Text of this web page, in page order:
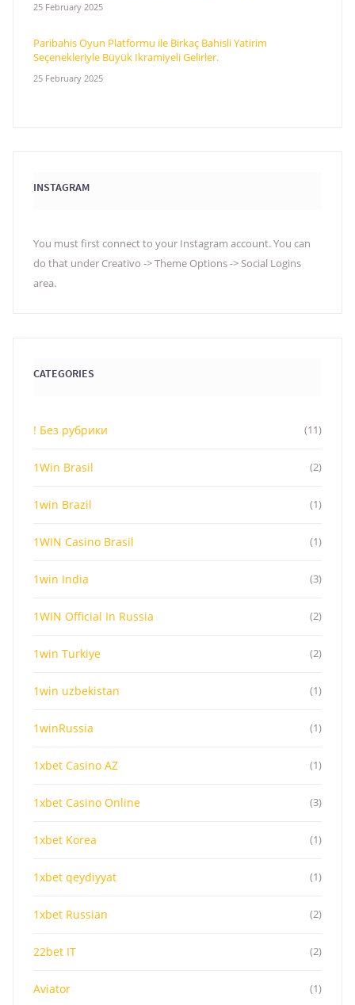
25 February 2025
Paribahis Oyun Platformu ile Birkaç Bahisli Yatirim
Seçenekleriyle Büyük Ikramiyeli Gelirler.
25 February 2025
INSTAGRAM
You must first connect to your Instagram account. You can
do that under Creativo -> Theme Options -> Social Logins
area.
CATEGORIES
! Без рубрики (11)
1Win Brasil (2)
1win Brazil (1)
1WIN Casino Brasil (1)
1win India (3)
1WIN Official In Russia (2)
1win Turkiye (2)
1win uzbekistan (1)
1winRussia (1)
1xbet Casino AZ (1)
1xbet Casino Online (3)
1xbet Korea (1)
1xbet qeydiyyat (1)
1xbet Russian (2)
22bet IT (2)
Aviator (1)